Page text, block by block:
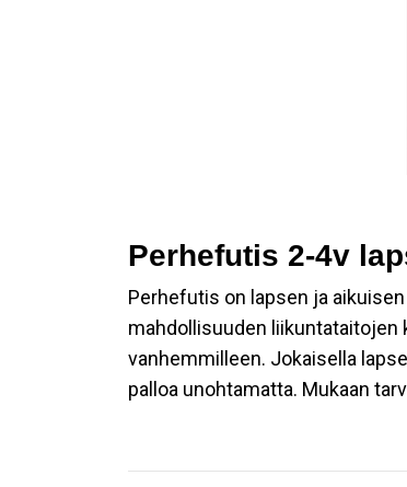
Perhefutis 2-4v
Perhefutis on lapsen ja
mahdollisuuden liikuntataitojen
vanhemmilleen. Jokaisella
palloa unohtamatta. Mukaan